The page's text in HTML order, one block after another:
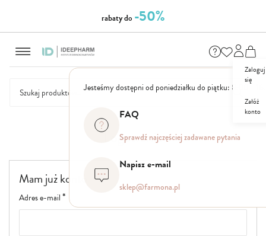
rabaty do -50%
do
treści
Jesteśmy dostępni od poniedziałku do piątku: 8.00 -
FAQ
Sprawdź najczęściej zadawane pytania
Napisz e-mail
sklep@farmona.pl
Zaloguj
się
Załóż
konto
Logowanie
Mam już konto
Adres e-mail